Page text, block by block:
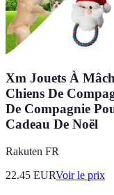
Xm Jouets À
Chiens De
De Compagnie
Cadeau De Noël
Rakuten FR
22.45 EURVoir le prix